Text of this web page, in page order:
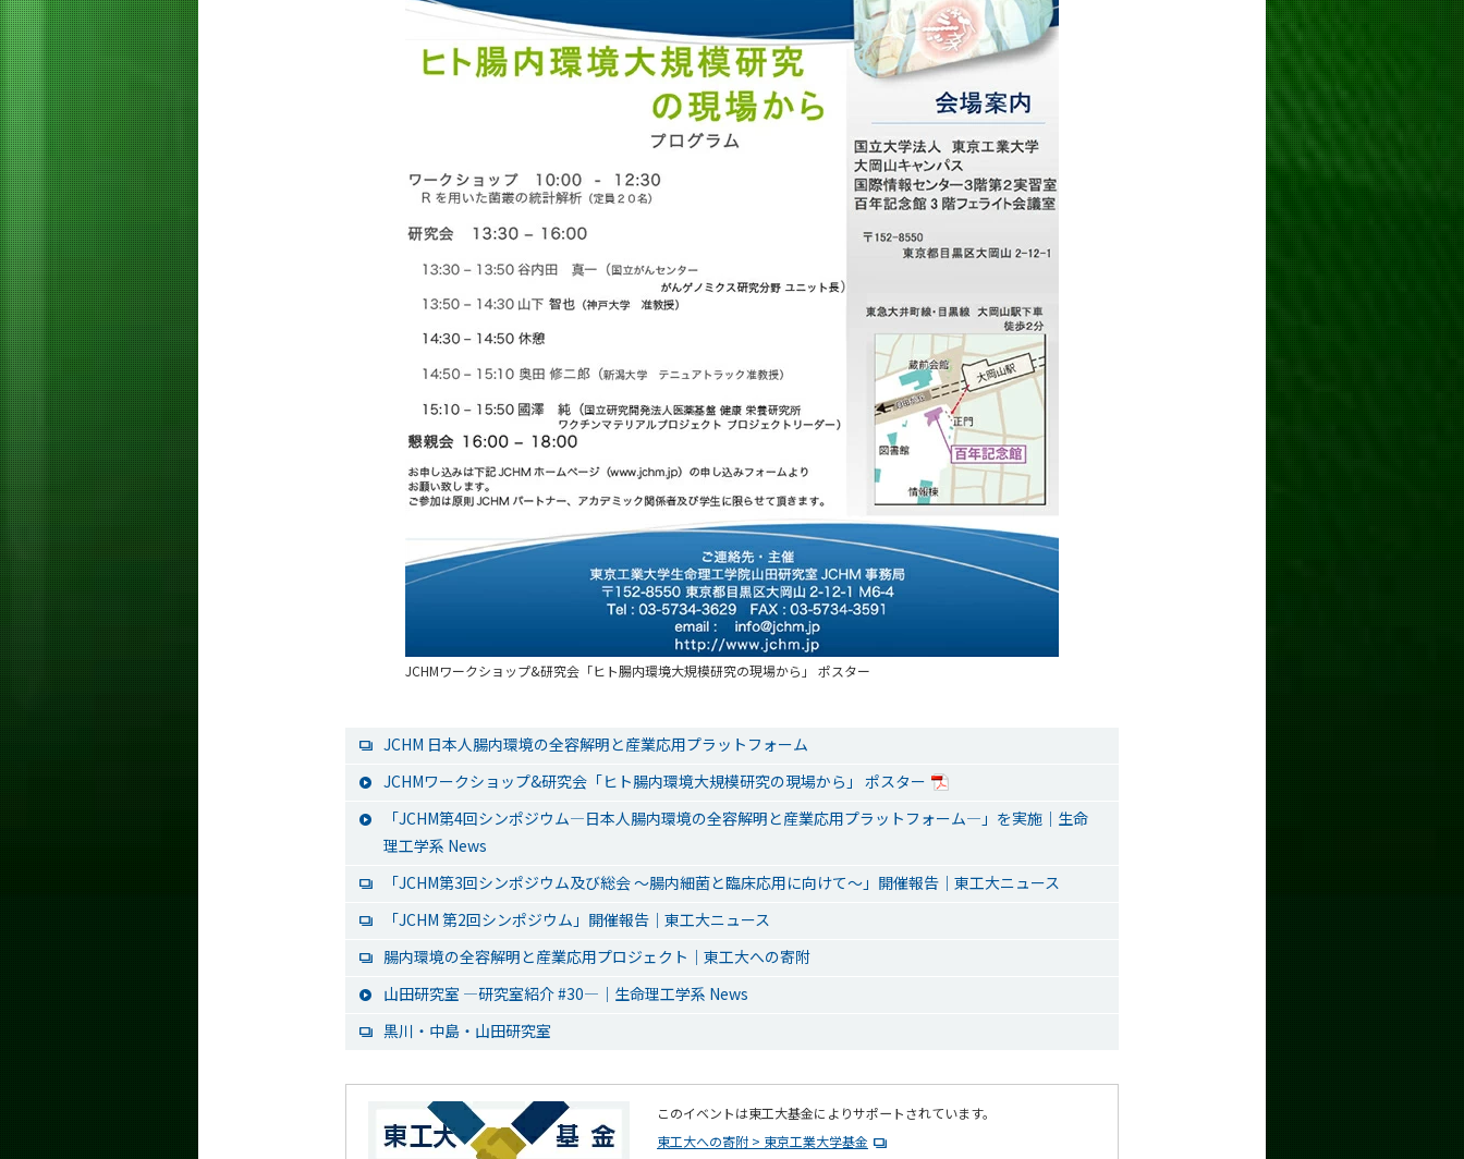
JCHMワークショップ&研究会「ヒト腸内環境大規模研究の現場から」 ポスター
JCHM 日本人腸内環境の全容解明と産業応用プラットフォーム
JCHMワークショップ&研究会「ヒト腸内環境大規模研究の現場から」 ポスター
「JCHM第4回シンポジウム―日本人腸内環境の全容解明と産業応用プラットフォーム―」を実施｜生命
理工学系 News
「JCHM第3回シンポジウム及び総会 ～腸内細菌と臨床応用に向けて～」開催報告｜東工大ニュース
「JCHM 第2回シンポジウム」開催報告｜東工大ニュース
腸内環境の全容解明と産業応用プロジェクト｜東工大への寄附
山田研究室 ―研究室紹介 #30―｜生命理工学系 News
黒川・中島・山田研究室
このイベントは東工大基金によりサポートされています。
東工大への寄附 > 東京工業大学基金